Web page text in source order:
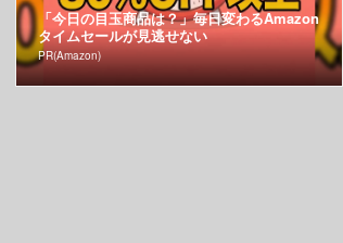
「今日の目玉商品は？」毎日変わるAmazon
タイムセールが見逃せない
PR(Amazon)